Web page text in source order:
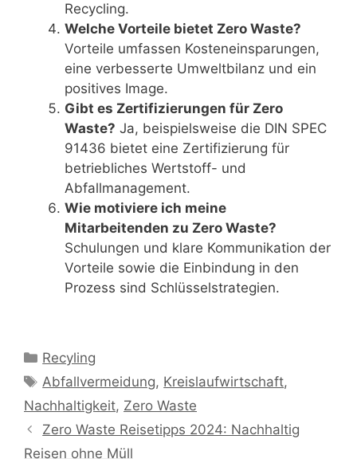
Recycling.
Welche Vorteile bietet Zero Waste?
Vorteile umfassen Kosteneinsparungen,
eine verbesserte Umweltbilanz und ein
positives Image.
Gibt es Zertifizierungen für Zero
Waste? Ja, beispielsweise die DIN SPEC
91436 bietet eine Zertifizierung für
betriebliches Wertstoff- und
Abfallmanagement.
Wie motiviere ich meine
Mitarbeitenden zu Zero Waste?
Schulungen und klare Kommunikation der
Vorteile sowie die Einbindung in den
Prozess sind Schlüsselstrategien.
Kategorien
Recyling
Schlagwörter
Abfallvermeidung, Kreislaufwirtschaft,
Nachhaltigkeit, Zero Waste
Zero Waste Reisetipps 2024: Nachhaltig
Reisen ohne Müll